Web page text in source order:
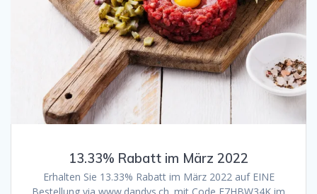
13.33% Rabatt im März 2022
Erhalten Sie 13.33% Rabatt im März 2022 auf EINE